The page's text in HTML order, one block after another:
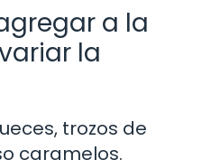
a la
la
trozos de
caramelos.